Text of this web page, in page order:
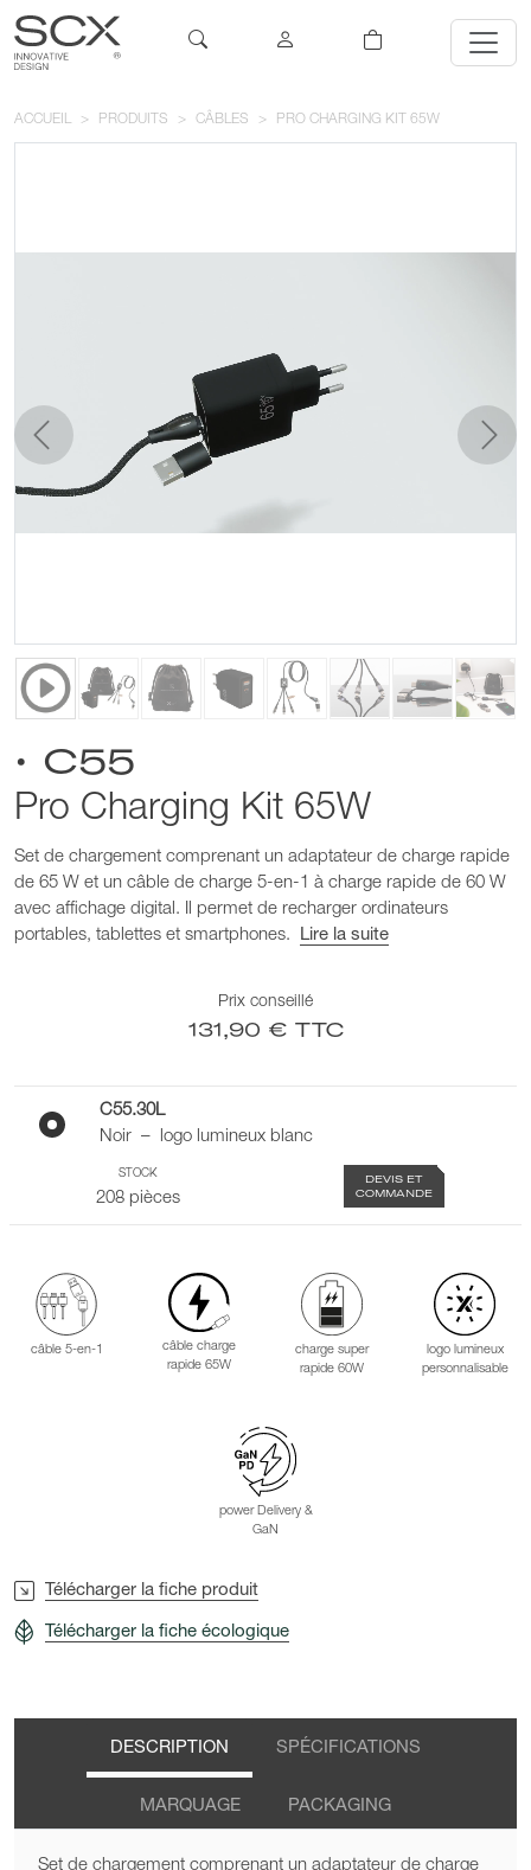
ACCUEIL PRODUITS CÂBLES PRO CHARGING KIT 65W
précédent
• C55
Pro Charging Kit 65W
Set de chargement comprenant un adaptateur de charge rapide
de 65 W et un câble de charge 5-en-1 à charge rapide de 60 W
avec affichage digital. Il permet de recharger ordinateurs
portables, tablettes et smartphones.
Lire la suite
Prix conseillé
131,90 € TTC
C55.30L
Noir – logo lumineux blanc
STOCK
208 pièces
DEVIS ET
COMMANDE
câble 5-en-1
câble charge
rapide 65W
charge super
rapide 60W
logo lumineux
personnalisable
power Delivery &
GaN
Télécharger la fiche produit
Télécharger la fiche écologique
DESCRIPTION SPÉCIFICATIONS
MARQUAGE PACKAGING
Set de chargement comprenant un adaptateur de charge